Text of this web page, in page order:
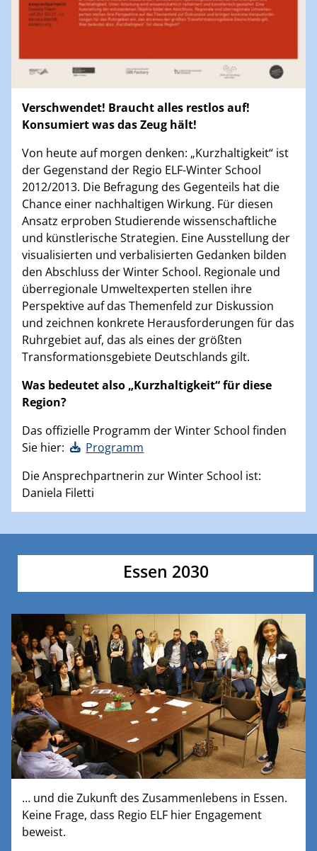
Verschwendet! Braucht alles restlos auf!
Konsumiert was das Zeug hält!
Von heute auf morgen denken: „Kurzhaltigkeit“ ist
der Gegenstand der Regio ELF-Winter School
2012/2013. Die Befragung des Gegenteils hat die
Chance einer nachhaltigen Wirkung. Für diesen
Ansatz erproben Studierende wissenschaftliche
und künstlerische Strategien. Eine Ausstellung der
visualisierten und verbalisierten Gedanken bilden
den Abschluss der Winter School. Regionale und
überregionale Umweltexperten stellen ihre
Perspektive auf das Themenfeld zur Diskussion
und zeichnen konkrete Herausforderungen für das
Ruhrgebiet auf, das als eines der größten
Transformationsgebiete Deutschlands gilt.
Was bedeutet also „Kurzhaltigkeit“ für diese
Region?
Das offizielle Programm der Winter School finden
Sie hier:
Programm
Die Ansprechpartnerin zur Winter School ist:
Daniela Filetti
Essen 2030
… und die Zukunft des Zusammenlebens in Essen.
Keine Frage, dass Regio ELF hier Engagement
beweist.